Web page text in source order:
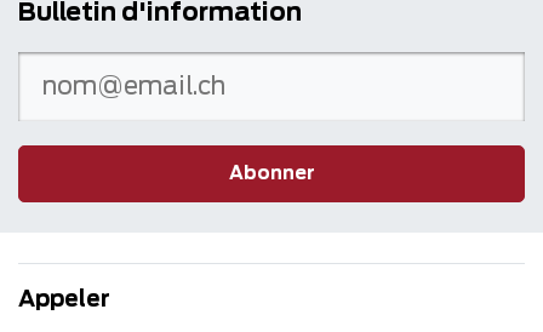
Bulletin d'information
Abonner
Appeler